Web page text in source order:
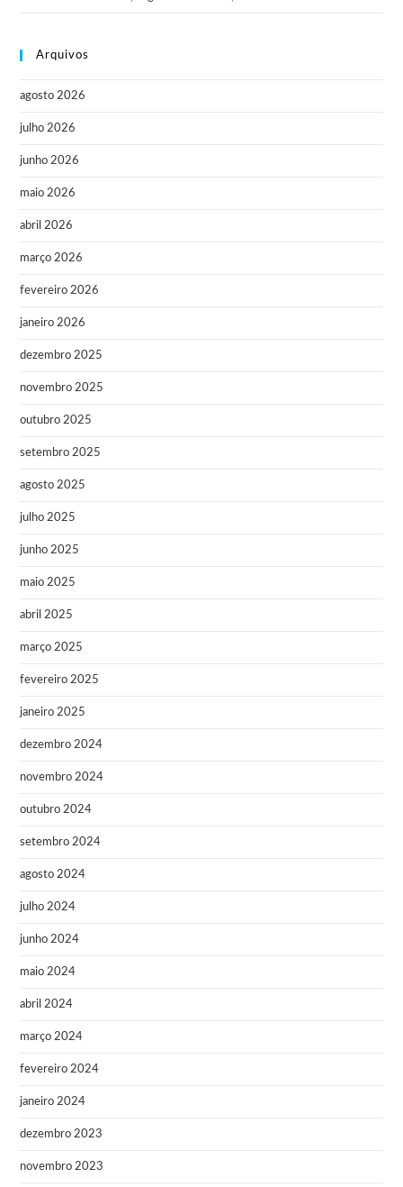
Arquivos
agosto 2026
julho 2026
junho 2026
maio 2026
abril 2026
março 2026
fevereiro 2026
janeiro 2026
dezembro 2025
novembro 2025
outubro 2025
setembro 2025
agosto 2025
julho 2025
junho 2025
maio 2025
abril 2025
março 2025
fevereiro 2025
janeiro 2025
dezembro 2024
novembro 2024
outubro 2024
setembro 2024
agosto 2024
julho 2024
junho 2024
maio 2024
abril 2024
março 2024
fevereiro 2024
janeiro 2024
dezembro 2023
novembro 2023